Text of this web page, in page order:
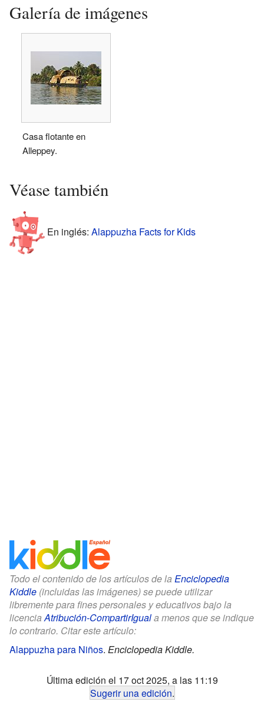
Galería de imágenes
Casa flotante en
Alleppey.
Véase también
En inglés: Alappuzha Facts for Kids
Todo el contenido de los artículos de la Enciclopedia
Kiddle (incluidas las imágenes) se puede utilizar
libremente para fines personales y educativos bajo la
licenciaAtribución-CompartirIguala menos que se indique
lo contrario. Citar este artículo:
Alappuzha para Niños. Enciclopedia Kiddle.
Última edición el 17 oct 2025, a las 11:19
Sugerir una edición.